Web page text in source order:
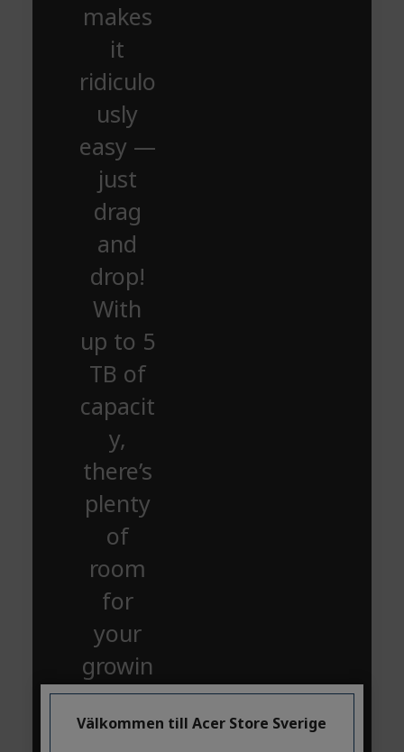
makes
it
ridiculo
usly
easy —
just
drag
and
drop!
With
up to 5
TB of
capacit
y,
there’s
plenty
of
room
for
your
growin
g
collecti
Välkommen till Acer Store Sverige